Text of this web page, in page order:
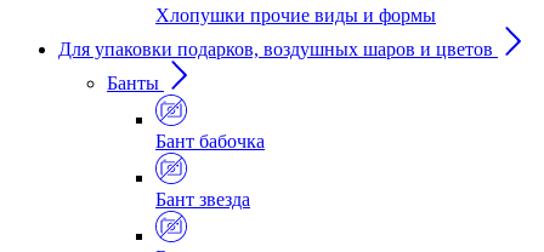
Хлопушки прочие виды и формы
Для упаковки подарков, воздушных шаров и цветов
Банты
Бант бабочка
Бант звезда